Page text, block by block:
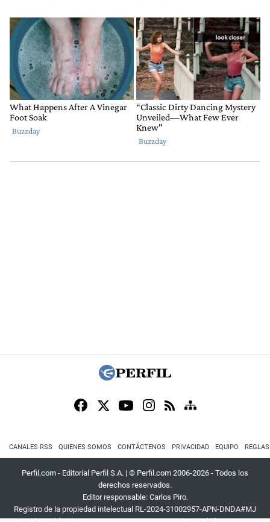
CANALES RSS QUIENES SOMOS CONTÁCTENOS PRIVACIDAD EQUIPO
Perfil.com - Editorial Perfil S.A. | © Perfil.com 2006-2026 - Todos los
derechos reservados.
Editor responsable: Carlos Piro.
Registro de la propiedad intelectual RL-2024-31002957-APN-DNDA#MJ